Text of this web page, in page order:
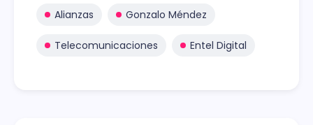
Alianzas Gonzalo Méndez
Telecomunicaciones Entel Digital